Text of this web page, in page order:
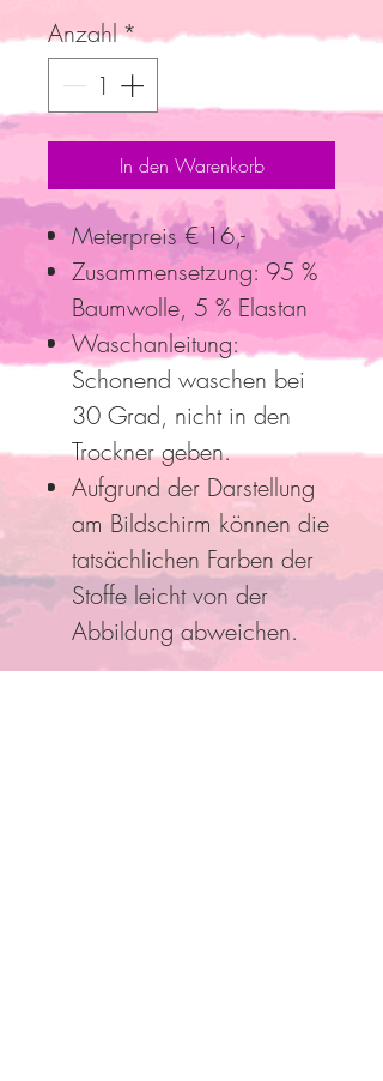
Anzahl*
In den Warenkorb
Meterpreis € 16,-
Zusammensetzung: 95 %
Baumwolle, 5 % Elastan
Waschanleitung:
Schonend waschen bei
30 Grad, nicht in den
Trockner geben.
Aufgrund der Darstellung
am Bildschirm können die
tatsächlichen Farben der
Stoffe leicht von der
Abbildung abweichen.